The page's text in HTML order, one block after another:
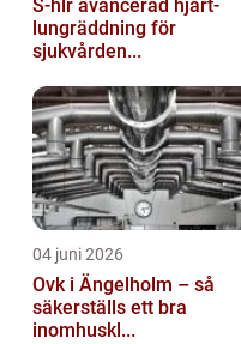
S-hlr avancerad hjärt-
lungräddning för
sjukvården...
04 juni 2026
Ovk i Ängelholm – så
säkerställs ett bra
inomhuskl...